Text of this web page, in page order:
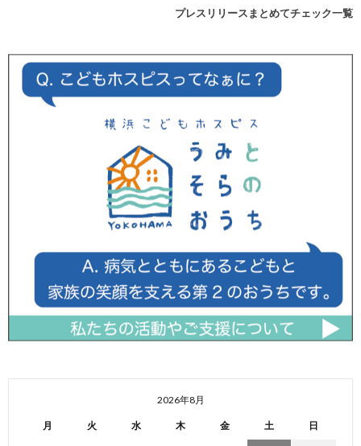
プレスリリースまとめてチェック一覧
2026年8月
月 火 水 木 金 土 日